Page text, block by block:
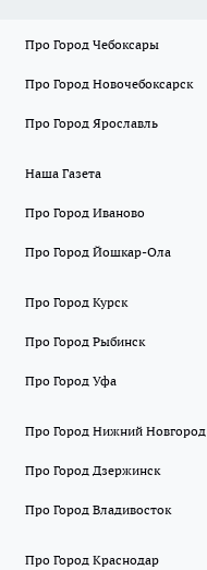
Про Город Чебоксары
Про Город Новочебоксарск
Про Город Ярославль
Наша Газета
Про Город Иваново
Про Город Йошкар-Ола
Про Город Курск
Про Город Рыбинск
Про Город Уфа
Про Город Нижний Новгород
Про Город Дзержинск
Про Город Владивосток
Про Город Краснодар